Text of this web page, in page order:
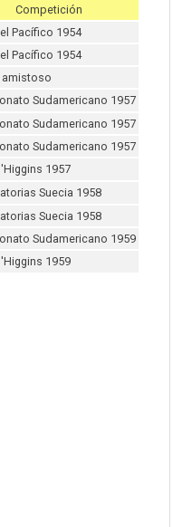
Competición
Pacífico 1954
Pacífico 1954
amistoso
Sudamericano 1957
Sudamericano 1957
Sudamericano 1957
1957
Suecia 1958
Suecia 1958
Sudamericano 1959
1959